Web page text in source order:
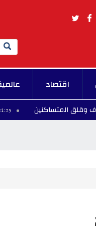
Search
اقتصاد
21:25 - 2026/08/09